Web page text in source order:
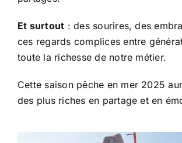
Et surtout : des sourires, des
ces regards complices entre
toute la richesse de notre métier.
Cette saison pêche en mer 2025
des plus riches en partage et en